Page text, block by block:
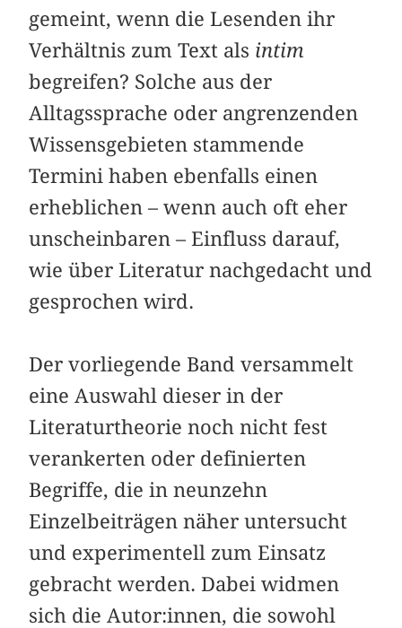
gemeint, wenn die Lesenden ihr
Verhältnis zum Text als intim
begreifen? Solche aus der
Alltagssprache oder angrenzenden
Wissensgebieten stammende
Termini haben ebenfalls einen
erheblichen – wenn auch oft eher
unscheinbaren – Einfluss darauf,
wie über Literatur nachgedacht und
gesprochen wird.
Der vorliegende Band versammelt
eine Auswahl dieser in der
Literaturtheorie noch nicht fest
verankerten oder definierten
Begriffe, die in neunzehn
Einzelbeiträgen näher untersucht
und experimentell zum Einsatz
gebracht werden. Dabei widmen
sich die Autor:innen, die sowohl